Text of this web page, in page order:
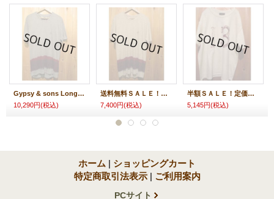
Gypsy & sons Long T-Shirts Gypsys アイスグレー
10,290円(税込)
送料無料ＳＡＬＥ！！ Gypsy & sons Long T-Shirts Gypsys ナチュラル
7,400円(税込)
半額ＳＡＬＥ！定価￥１０２９０→￥５１４５！Gypsy & sons LooseFit-T 13 off
5,145円(税込)
ホーム | ショッピングカート
特定商取引法表示 | ご利用案内
PCサイト